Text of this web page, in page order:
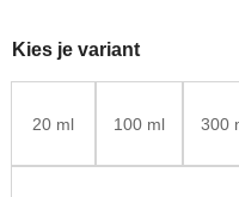
Kies je variant
20 ml 100 ml 300